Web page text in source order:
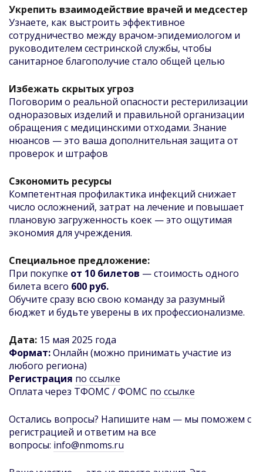
Укрепить взаимодействие врачей и медсестер
Узнаете, как выстроить эффективное
сотрудничество между врачом-эпидемиологом и
руководителем сестринской службы, чтобы
санитарное благополучие стало общей целью
Избежать скрытых угроз
Поговорим о реальной опасности рестерилизации
одноразовых изделий и правильной организации
обращения с медицинскими отходами. Знание
нюансов — это ваша дополнительная защита от
проверок и штрафов
Сэкономить ресурсы
Компетентная профилактика инфекций снижает
число осложнений, затрат на лечение и повышает
плановую загруженность коек — это ощутимая
экономия для учреждения.
Специальное предложение:
При покупке от 10 билетов — стоимость одного
билета всего 600 руб.
Обучите сразу всю свою команду за разумный
бюджет и будьте уверены в их профессионализме.
Дата: 15 мая 2025 года
Формат:Онлайн (можно принимать участие из
любого региона)
Регистрация по ссылке
Оплата через ТФОМС / ФОМС по ссылке
Остались вопросы? Напишите нам — мы поможем с
регистрацией и ответим на все
вопросы: info@nmoms.ru